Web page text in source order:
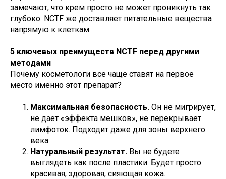
замечают, что крем просто не может проникнуть так
глубоко. NCTF же доставляет питательные вещества
напрямую к клеткам.
5 ключевых преимуществ NCTF перед другими
методами
Почему косметологи все чаще ставят на первое
место именно этот препарат?
Максимальная безопасность. Он не мигрирует,
не дает «эффекта мешков», не перекрывает
лимфоток. Подходит даже для зоны верхнего
века.
Натуральный результат. Вы не будете
выглядеть как после пластики. Будет просто
красивая, здоровая, сияющая кожа.